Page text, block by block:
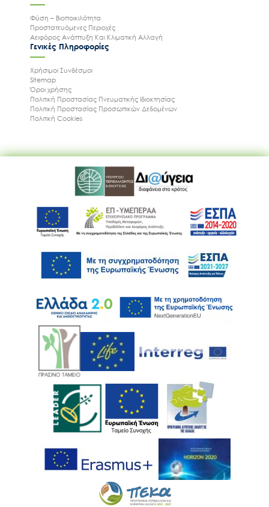
Ακολουθήστε μας
Φύση – Βιοποικιλότητα
Προστατευόμενες Περιοχές
Αειφόρος Ανάπτυξη Και Κλιματική Αλλαγή
Γενικές Πληροφορίες
Χρήσιμοι Συνδέσμοι
Sitemap
Όροι χρήσης
Πολιτική Προστασίας Πνευματικής Ιδιοκτησίας
Πολιτική Προστασίας Προσωπικών Δεδομένων
Πολιτική Cookies